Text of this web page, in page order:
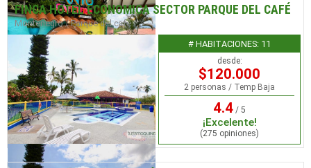
FINCA HOTEL ECONOMICA SECTOR PARQUE DEL CAFÉ
Montenegro / Parque del café
# HABITACIONES: 11
desde:
$120.000
2 personas / Temp Baja
4.4 / 5
¡Excelente!
(275 opiniones)